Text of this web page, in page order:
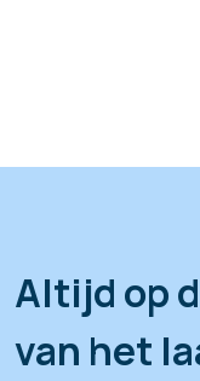
Altijd op
van het